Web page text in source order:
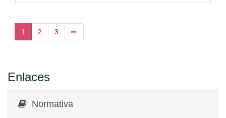
1 2 3 ⇨
Enlaces
Normativa